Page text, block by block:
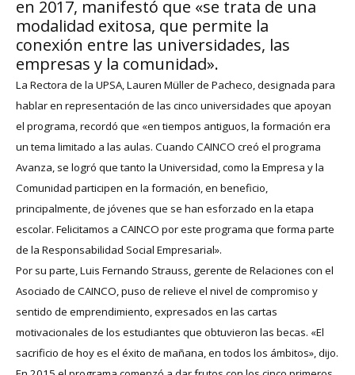
en 2017, manifestó que «se trata de una
modalidad exitosa, que permite la
conexión entre las universidades, las
empresas y la comunidad».
La Rectora de la UPSA, Lauren Müller de Pacheco, designada para
hablar en representación de las cinco universidades que apoyan
el programa, recordó que «en tiempos antiguos, la formación era
un tema limitado a las aulas. Cuando CAINCO creó el programa
Avanza, se logró que tanto la Universidad, como la Empresa y la
Comunidad participen en la formación, en beneficio,
principalmente, de jóvenes que se han esforzado en la etapa
escolar. Felicitamos a CAINCO por este programa que forma parte
de la Responsabilidad Social Empresarial».
Por su parte, Luis Fernando Strauss, gerente de Relaciones con el
Asociado de CAINCO, puso de relieve el nivel de compromiso y
sentido de emprendimiento, expresados en las cartas
motivacionales de los estudiantes que obtuvieron las becas. «El
sacrificio de hoy es el éxito de mañana, en todos los ámbitos», dijo.